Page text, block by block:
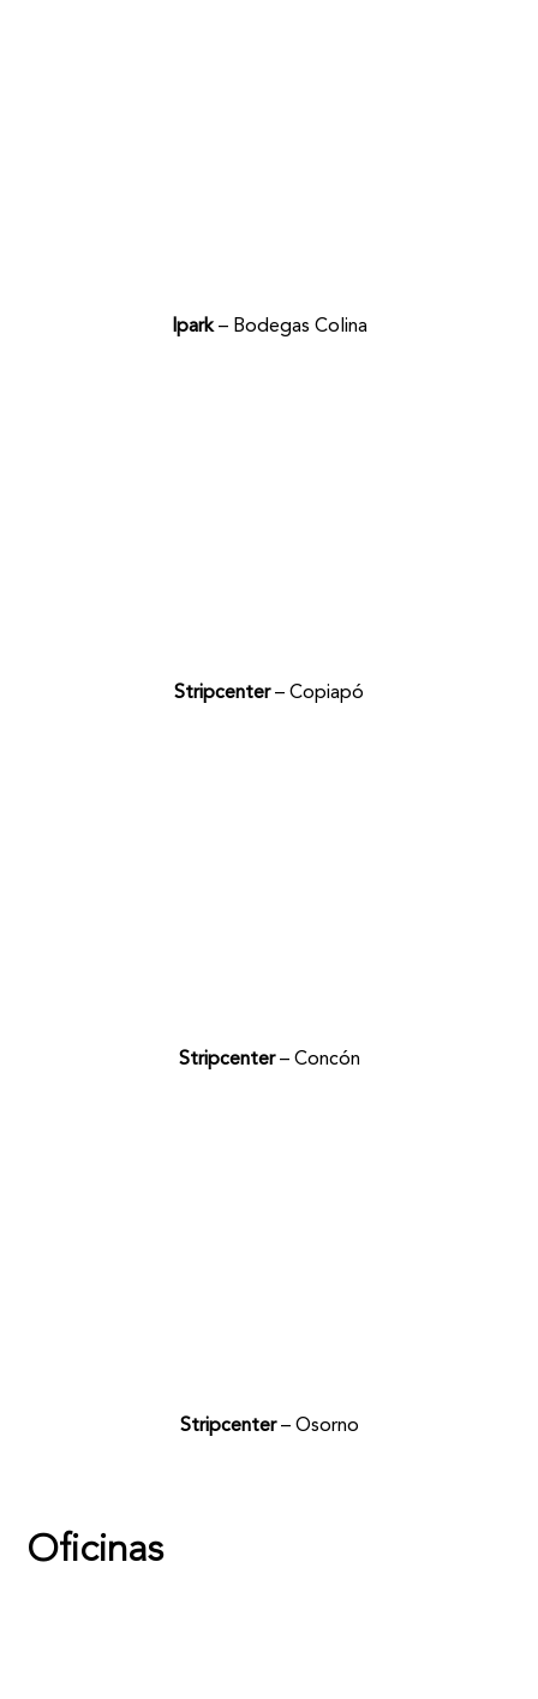
Ipark– Bodegas Colina
Stripcenter– Copiapó
Stripcenter– Concón
Stripcenter– Osorno
Oficinas